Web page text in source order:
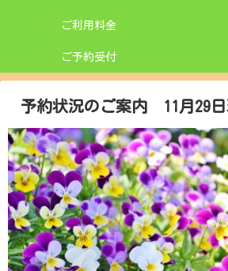
ご利用料金
ご予約受付
予約状況のご案内 11月29